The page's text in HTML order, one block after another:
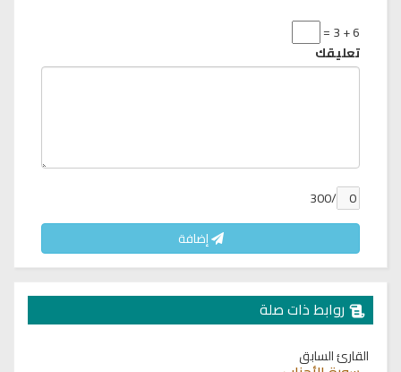
6 + 3 =
تعليقك
/300
إضافة
روابط ذات صلة
القارئ السابق